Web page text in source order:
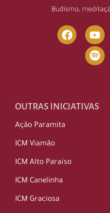
OUTRAS INICIATIVAS
Ação Paramita
ICM Viamão
ICM Alto Paraíso
ICM Canelinha
ICM Graciosa